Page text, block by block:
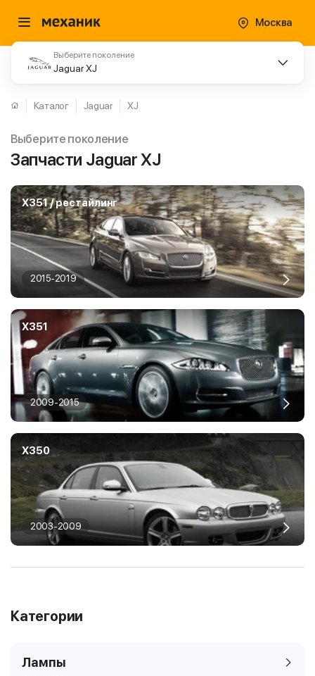
Москва
Выберите поколение
Jaguar XJ
Каталог Jaguar XJ
Выберите поколение
Запчасти Jaguar XJ
X351 / рестайлинг
2015-2019
X351
2009-2015
X350
2003-2009
Категории
Лампы